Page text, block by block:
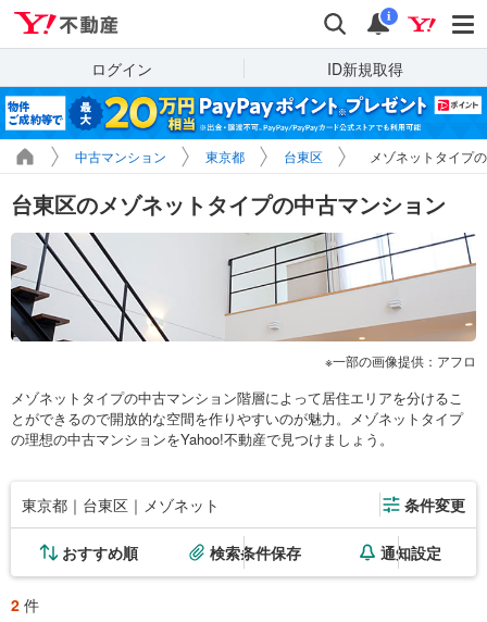
検索 通知
i
ログイン ID新規取得
中古マンション 東京都 台東区 メゾネットタイプ
台東区のメゾネットタイプの中古マンション
一部の画像提供：アフロ
メゾネットタイプの中古マンション階層によって居住エリアを分けるこ
とができるので開放的な空間を作りやすいのが魅力。メゾネットタイプ
の理想の中古マンションをYahoo!不動産で見つけましょう。
東京都｜台東区｜メゾネット 条件変更
おすすめ順 検索条件保存 通知設定
2 件